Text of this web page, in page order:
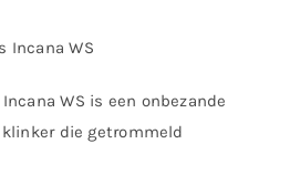
Incana WS
WS is een onbezande
die getrommeld